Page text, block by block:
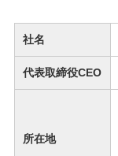
社名
代表取締役CEO
所在地